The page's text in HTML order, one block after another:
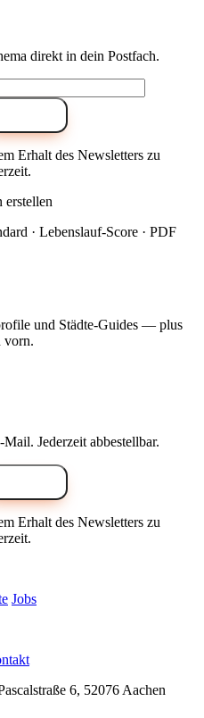
direkt in dein Postfach.
Erhalt des Newsletters zu
erstellen
· Lebenslauf-Score · PDF
und Städte-Guides — plus
vorn.
Jederzeit abbestellbar.
Erhalt des Newsletters zu
Jobs
6, 52076 Aachen